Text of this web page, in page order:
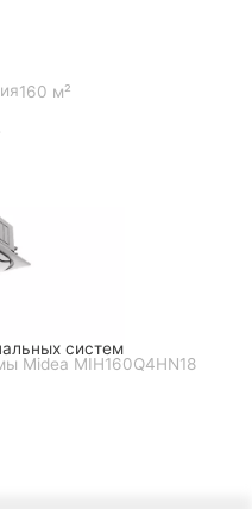
160 м²
систем
Midea MIH160Q4HN18